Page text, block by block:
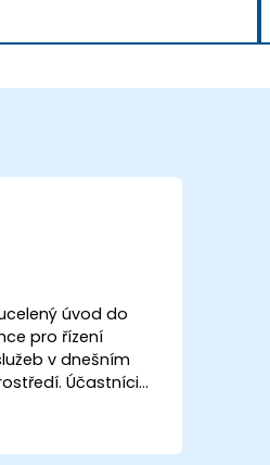
úvod do
pro řízení
v dnešním
Účastníci
hodnotu
řízení služeb a